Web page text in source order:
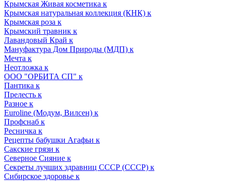
Крымская Живая косметика к
Крымская натуральная коллекция (КНК) к
Крымская роза к
Крымский травник к
Лавандовый Край к
Мануфактура Дом Природы (МДП) к
Мечта к
Неотложка к
ООО "ОРБИТА СП" к
Пантика к
Прелесть к
Разное к
Euroline (Модум, Вилсен) к
Профснаб к
Ресничка к
Рецепты бабушки Агафьи к
Сакские грязи к
Северное Сияние к
Секреты лучших здравниц СССР (СССР) к
Сибирское здоровье к